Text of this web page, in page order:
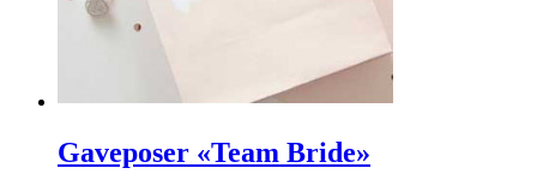
Gaveposer «Team Bride»